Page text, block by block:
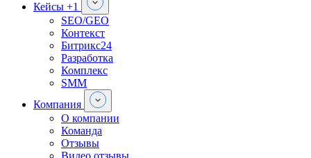
Кейсы +1
SEO/GEO
Контекст
Битрикс24
Разработка
Комплекс
SMM
Компания
О компании
Команда
Отзывы
Видео отзывы